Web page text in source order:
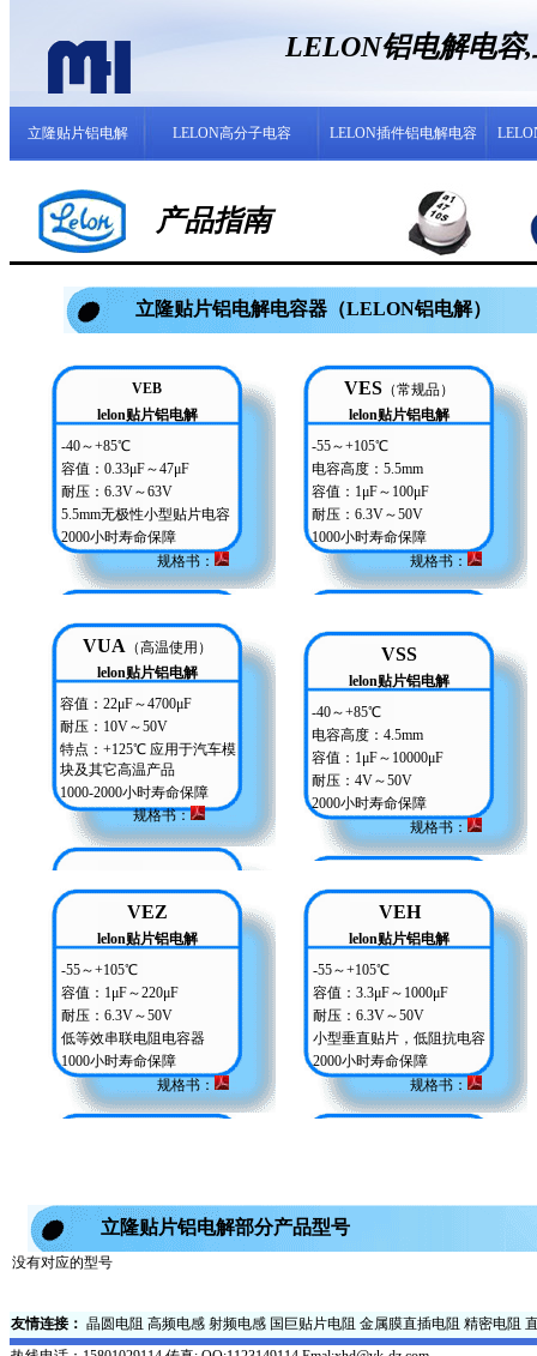
LELON铝电解电容
立隆贴片铝电解 LELON高分子电容 LELON插件铝电解电容
产品指南
立隆贴片铝电解电容器（LELON铝电解）
VEB
lelon贴片铝电解
-40～+85℃
容值：0.33μF～47μF
耐压：6.3V～63V
5.5mm无极性小型贴片电容
2000小时寿命保障
规格书：
VES（常规品）
lelon贴片铝电解
-55～+105℃
电容高度：5.5mm
容值：1μF～100μF
耐压：6.3V～50V
1000小时寿命保障
规格书：
VUA （高温使用）
lelon贴片铝电解
容值：22μF～4700μF
耐压：10V～50V
特点：+125℃ 应用于汽车模
块及其它高温产品
1000-2000小时寿命保障
规格书：
VSS
lelon贴片铝电解
-40～+85℃
电容高度：4.5mm
容值：1μF～10000μF
耐压：4V～50V
2000小时寿命保障
规格书：
VEZ
lelon贴片铝电解
-55～+105℃
容值：1μF～220μF
耐压：6.3V～50V
低等效串联电阻电容器
1000小时寿命保障
规格书：
VEH
lelon贴片铝电解
-55～+105℃
容值：3.3μF～1000μF
耐压：6.3V～50V
小型垂直贴片，低阻抗电容
2000小时寿命保障
规格书：
立隆贴片铝电解部分产品型号
没有对应的型号
友情连接： 晶圆电阻 高频电感 射频电感 国巨贴片电阻 金属膜直插电阻 精密电阻